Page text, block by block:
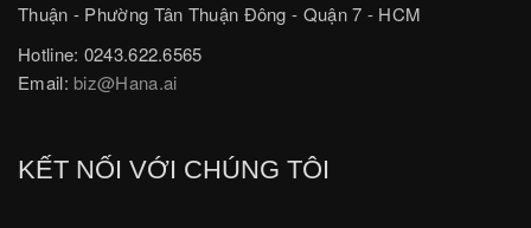
Thuận - Phường Tân Thuận Đông - Quận 7 - HCM
Hotline: 0243.622.6565
Email:biz@Hana.ai
KẾT NỐI VỚI CHÚNG TÔI